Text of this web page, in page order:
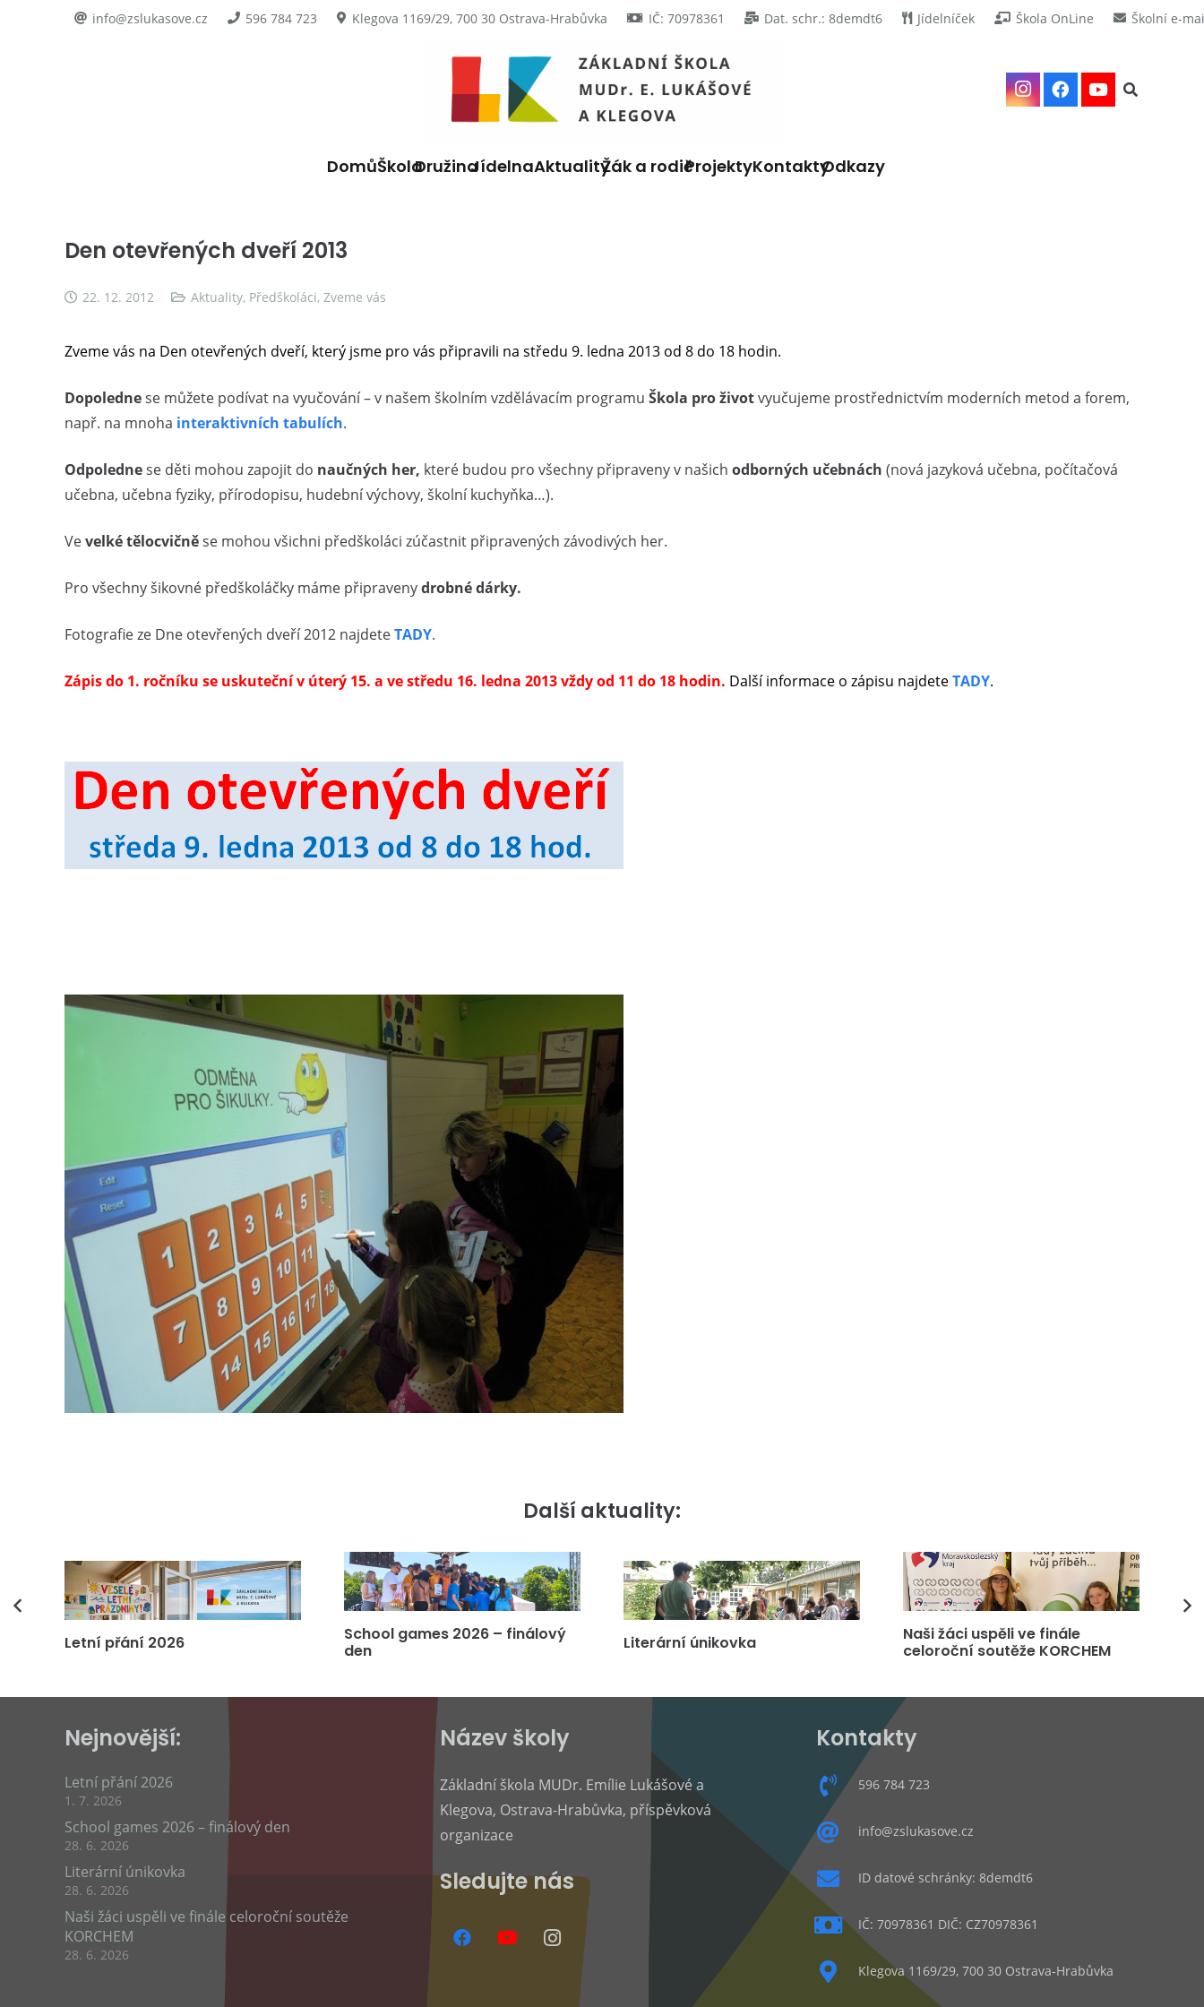
info@zslukasove.cz 596 784 723 Klegova 1169/29, 700 30 Ostrava-Hrabůvka IČ: 70978361 Dat. schr.: 8demdt6 Jídelníček Škola OnLine Školní e-
DomůŠkolaDružinaJídelnaAktualityŽák a rodičProjektyKontaktyOdkazy
Den otevřených dveří 2013
22. 12. 2012 Aktuality, Předškoláci, Zveme vás
Zveme vás na Den otevřených dveří, který jsme pro vás připravili na středu 9. ledna 2013 od 8 do 18 hodin.
Dopolednese můžete podívat na vyučování – v našem školním vzdělávacím programu Škola pro životvyučujeme prostřednictvím moderních metod a forem,
např. na mnoha interaktivních tabulích.
Odpolednese děti mohou zapojit do naučných her, které budou pro všechny připraveny v našich odborných učebnách (nová jazyková učebna, počítačová
učebna, učebna fyziky, přírodopisu, hudební výchovy, školní kuchyňka…).
Vevelké tělocvičněse mohou všichni předškoláci zúčastnit připravených závodivých her.
Pro všechny šikovné předškoláčky máme připravenydrobné dárky.
Fotografie ze Dne otevřených dveří 2012 najdeteTADY.
Zápis do 1. ročníku se uskuteční v úterý 15. a ve středu 16. ledna 2013 vždy od 11 do 18 hodin. Další informace o zápisu najdeteTADY.
Další aktuality:
Letní přání 2026
School games 2026 – finálový
den
Literární únikovka
Naši žáci uspěli ve finále
celoroční soutěže KORCHEM
Nejnovější:
Letní přání 2026
1. 7. 2026
School games 2026 – finálový den
28. 6. 2026
Literární únikovka
28. 6. 2026
Naši žáci uspěli ve finále celoroční soutěže
KORCHEM
28. 6. 2026
Název školy
Základní škola MUDr. Emílie Lukášové a
Klegova, Ostrava-Hrabůvka, příspěvková
organizace
Sledujte nás
Kontakty
596 784 723
info@zslukasove.cz
ID datové schránky: 8demdt6
IČ: 70978361 DIČ: CZ70978361
Klegova 1169/29, 700 30 Ostrava-Hrabůvka